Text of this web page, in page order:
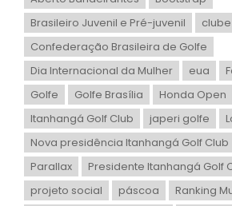
Brasileiro Juvenil e Pré-juvenil
Confederação Brasileira de Golfe
Dia Internacional da Mulher
eua
Golfe
Golfe Brasília Honda Open
Itanhangá Golf Club
japeri golfe
Nova presidência Itanhangá Golf Club
Parallax
Presidente Itanhangá Golf
projeto social
páscoa
Ranking